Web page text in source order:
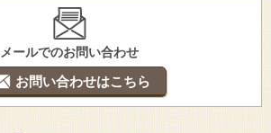
メールでのお問い合わせ
お問い合わせはこちら